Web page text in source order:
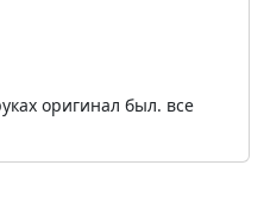
оригинал был. все